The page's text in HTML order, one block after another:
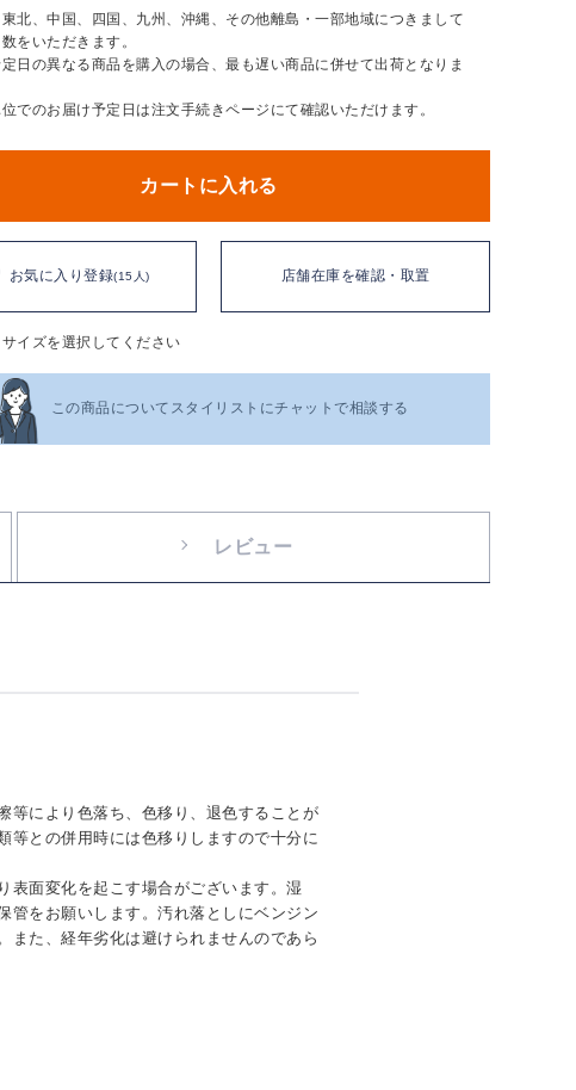
北、中国、四国、九州、沖縄、その他離島・一部地域につきまして
をいただきます。
日の異なる商品を購入の場合、最も遅い商品に併せて出荷となりま
でのお届け予定日は注文手続きページにて確認いただけます。
カートに入れる
お気に入り登録(15人) 店舗在庫を確認・取置
イズを選択してください
この商品についてスタイリストにチャットで相談する
レビュー
等により色落ち、色移り、退色することが
等との併用時には色移りしますので十分に
表面変化を起こす場合がございます。湿
管をお願いします。汚れ落としにベンジン
また、経年劣化は避けられませんのであら